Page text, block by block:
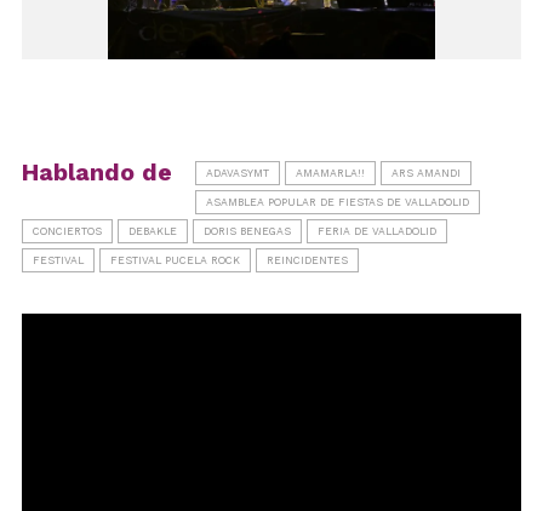
Hablando de ADAVASYMT AMAMARLA!! ARS AMANDI
ASAMBLEA POPULAR DE FIESTAS DE VALLADOLID
CONCIERTOS DEBAKLE DORIS BENEGAS FERIA DE VALLADOLID
FESTIVAL FESTIVAL PUCELA ROCK REINCIDENTES